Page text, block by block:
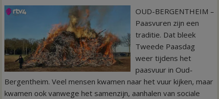
OUD-BERGENTHEIM –
Paasvuren zijn een
traditie. Dat bleek
Tweede Paasdag
weer tijdens het
paasvuur in Oud-
Bergentheim. Veel mensen kwamen naar het vuur kijken, maar
kwamen ook vanwege het samenzijn, aanhalen van sociale